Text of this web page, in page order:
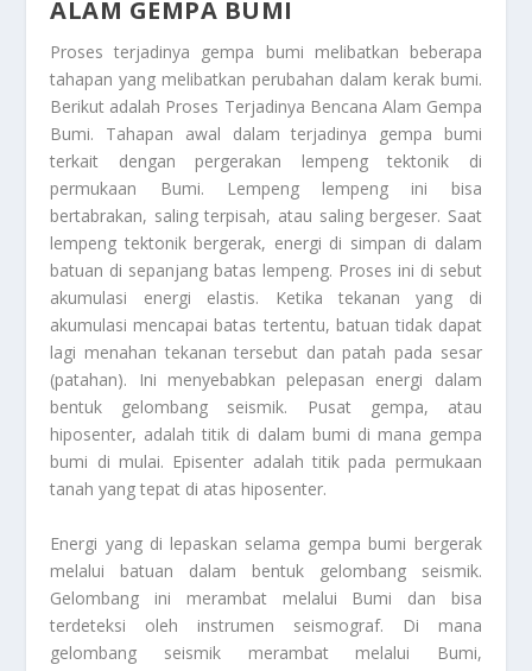
ALAM GEMPA BUMI
Proses terjadinya gempa bumi melibatkan beberapa
tahapan yang melibatkan perubahan dalam kerak bumi.
Berikut adalah Proses Terjadinya Bencana Alam Gempa
Bumi. Tahapan awal dalam terjadinya gempa bumi
terkait dengan pergerakan lempeng tektonik di
permukaan Bumi. Lempeng lempeng ini bisa
bertabrakan, saling terpisah, atau saling bergeser. Saat
lempeng tektonik bergerak, energi di simpan di dalam
batuan di sepanjang batas lempeng. Proses ini di sebut
akumulasi energi elastis. Ketika tekanan yang di
akumulasi mencapai batas tertentu, batuan tidak dapat
lagi menahan tekanan tersebut dan patah pada sesar
(patahan). Ini menyebabkan pelepasan energi dalam
bentuk gelombang seismik. Pusat gempa, atau
hiposenter, adalah titik di dalam bumi di mana gempa
bumi di mulai. Episenter adalah titik pada permukaan
tanah yang tepat di atas hiposenter.
Energi yang di lepaskan selama gempa bumi bergerak
melalui batuan dalam bentuk gelombang seismik.
Gelombang ini merambat melalui Bumi dan bisa
terdeteksi oleh instrumen seismograf. Di mana
gelombang seismik merambat melalui Bumi,